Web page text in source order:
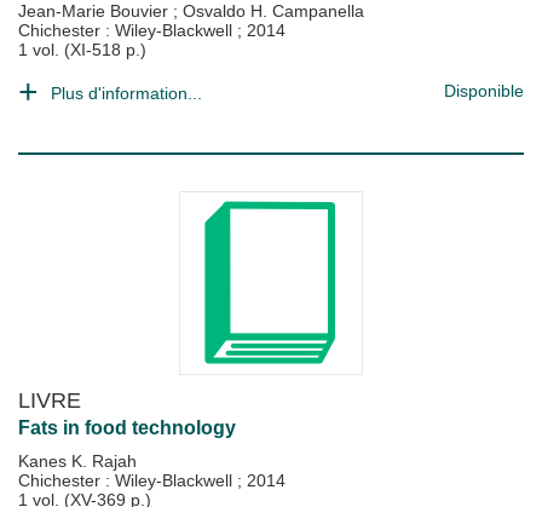
Jean-Marie Bouvier ; Osvaldo H. Campanella
Chichester : Wiley-Blackwell ; 2014
1 vol. (XI-518 p.)
Plus d'information... Disponible
LIVRE
Fats in food technology
Kanes K. Rajah
Chichester : Wiley-Blackwell ; 2014
1 vol. (XV-369 p.)